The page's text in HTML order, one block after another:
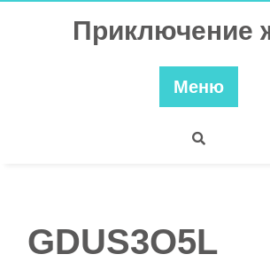
Приключение
Меню
GDUS3O5L